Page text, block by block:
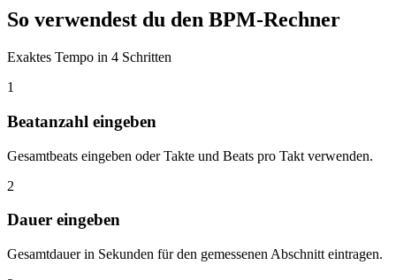
So verwendest du den BPM-Rechner
Exaktes Tempo in 4 Schritten
1
Beatanzahl eingeben
Gesamtbeats eingeben oder Takte und Beats pro Takt verwenden.
2
Dauer eingeben
Gesamtdauer in Sekunden für den gemessenen Abschnitt eintragen.